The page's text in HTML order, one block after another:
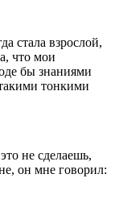
стала взрослой,
что мои
бы знаниями
тонкими
не сделаешь,
он мне говорил: